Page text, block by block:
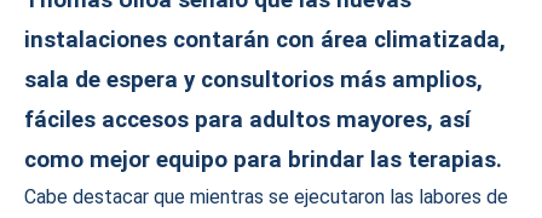
instalaciones contarán con área climatizada,
sala de espera y consultorios más amplios,
fáciles accesos para adultos mayores, así
como mejor equipo para brindar las terapias.
Cabe destacar que mientras se ejecutaron las labores de